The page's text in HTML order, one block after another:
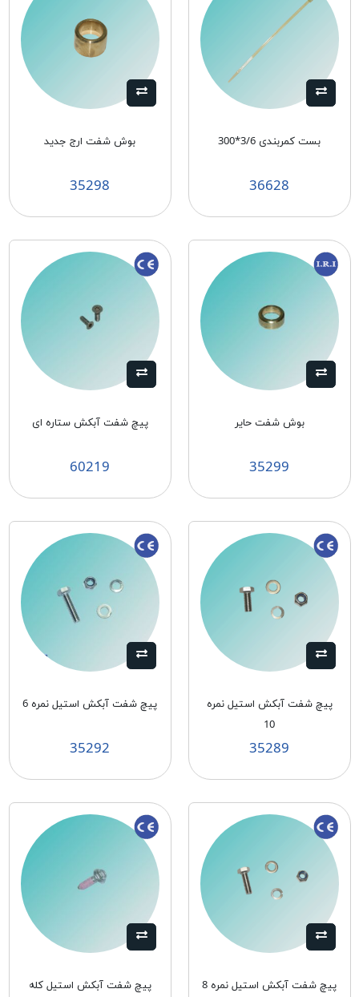
بست کمربندی 3/6*300
36628
بوش شفت ارج جدید
35298
بوش شفت حایر
35299
پيچ شفت آبكش ستاره ای
60219
پیچ شفت آبکش استیل نمره
10
35289
پیچ شفت آبکش استیل نمره 6
35292
پیچ شفت آبکش استیل نمره 8
پیچ شفت آبکش استیل کله